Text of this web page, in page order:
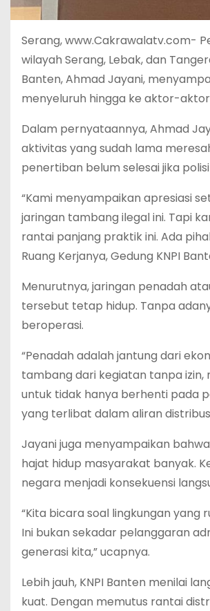
Serang, www.Cakrawalatv.com-
wilayah Serang, Lebak, dan
Banten, Ahmad Jayani,
menyeluruh hingga ke aktor-
Dalam pernyataannya, Ahmad
aktivitas yang sudah lama
penertiban belum selesai jika
“Kami menyampaikan apresiasi
jaringan tambang ilegal ini. Tapi
rantai panjang praktik ini. Ada
Ruang Kerjanya, Gedung KNPI
Menurutnya, jaringan penadah
tersebut tetap hidup. Tanpa
beroperasi.
“Penadah adalah jantung dari
tambang dari kegiatan tanpa izin,
untuk tidak hanya berhenti pada
yang terlibat dalam aliran
Jayani juga menyampaikan
hajat hidup masyarakat banyak.
negara menjadi konsekuensi
“Kita bicara soal lingkungan yang
Ini bukan sekadar pelanggaran
generasi kita,” ucapnya.
Lebih jauh, KNPI Banten menilai
kuat. Dengan memutus rantai